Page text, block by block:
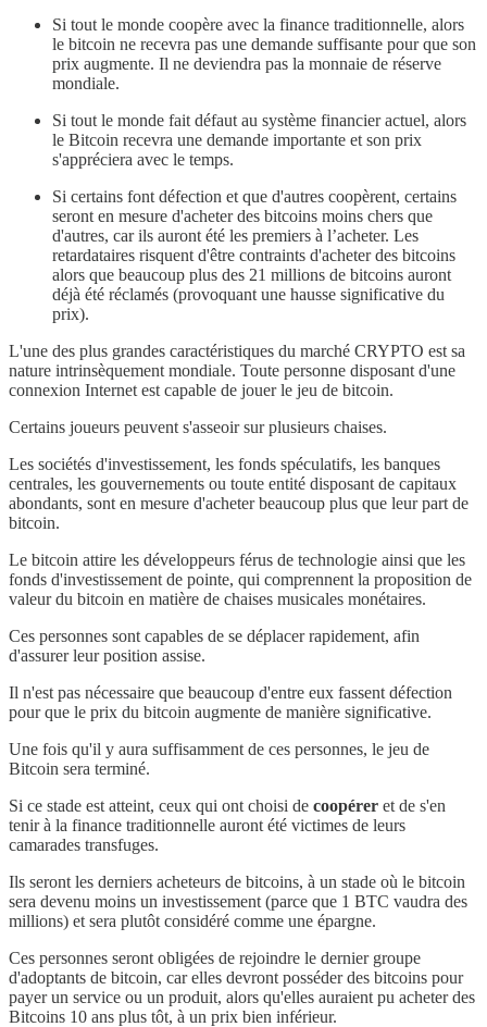
Si tout le monde coopère avec la finance traditionnelle, alors
le bitcoin ne recevra pas une demande suffisante pour que son
prix augmente. Il ne deviendra pas la monnaie de réserve
mondiale.
Si tout le monde fait défaut au système financier actuel, alors
le Bitcoin recevra une demande importante et son prix
s'appréciera avec le temps.
Si certains font défection et que d'autres coopèrent, certains
seront en mesure d'acheter des bitcoins moins chers que
d'autres, car ils auront été les premiers à l’acheter. Les
retardataires risquent d'être contraints d'acheter des bitcoins
alors que beaucoup plus des 21 millions de bitcoins auront
déjà été réclamés (provoquant une hausse significative du
prix).
L'une des plus grandes caractéristiques du marché CRYPTO est sa
nature intrinsèquement mondiale. Toute personne disposant d'une
connexion Internet est capable de jouer le jeu de bitcoin.
Certains joueurs peuvent s'asseoir sur plusieurs chaises.
Les sociétés d'investissement, les fonds spéculatifs, les banques
centrales, les gouvernements ou toute entité disposant de capitaux
abondants, sont en mesure d'acheter beaucoup plus que leur part de
bitcoin.
Le bitcoin attire les développeurs férus de technologie ainsi que les
fonds d'investissement de pointe, qui comprennent la proposition de
valeur du bitcoin en matière de chaises musicales monétaires.
Ces personnes sont capables de se déplacer rapidement, afin
d'assurer leur position assise.
Il n'est pas nécessaire que beaucoup d'entre eux fassent défection
pour que le prix du bitcoin augmente de manière significative.
Une fois qu'il y aura suffisamment de ces personnes, le jeu de
Bitcoin sera terminé.
Si ce stade est atteint, ceux qui ont choisi de coopérer et de s'en
tenir à la finance traditionnelle auront été victimes de leurs
camarades transfuges.
Ils seront les derniers acheteurs de bitcoins, à un stade où le bitcoin
sera devenu moins un investissement (parce que 1 BTC vaudra des
millions) et sera plutôt considéré comme une épargne.
Ces personnes seront obligées de rejoindre le dernier groupe
d'adoptants de bitcoin, car elles devront posséder des bitcoins pour
payer un service ou un produit, alors qu'elles auraient pu acheter des
Bitcoins 10 ans plus tôt, à un prix bien inférieur.